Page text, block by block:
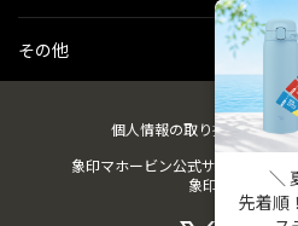
その他
個人情報の取り扱い会社概要
象印マホービン公式サイト
象印パーツダイ
＼
先着順